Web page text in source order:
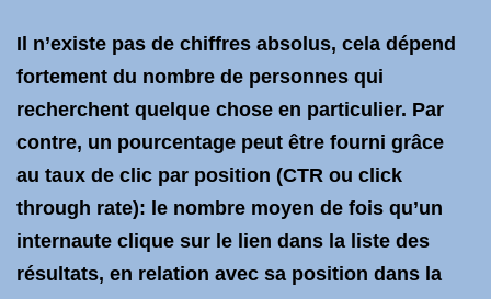
Il n’existe pas de chiffres absolus, cela dépend
fortement du nombre de personnes qui
recherchent quelque chose en particulier. Par
contre, un pourcentage peut être fourni grâce
au taux de clic par position (CTR ou click
through rate): le nombre moyen de fois qu’un
internaute clique sur le lien dans la liste des
résultats, en relation avec sa position dans la